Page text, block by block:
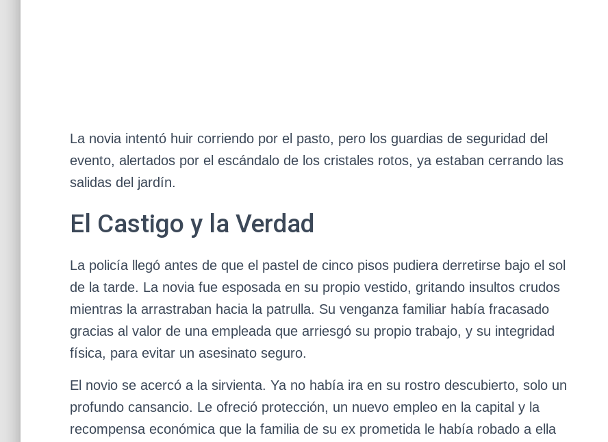
La novia intentó huir corriendo por el pasto, pero los guardias de seguridad del
evento, alertados por el escándalo de los cristales rotos, ya estaban cerrando las
salidas del jardín.
El Castigo y la Verdad
La policía llegó antes de que el pastel de cinco pisos pudiera derretirse bajo el sol
de la tarde. La novia fue esposada en su propio vestido, gritando insultos crudos
mientras la arrastraban hacia la patrulla. Su venganza familiar había fracasado
gracias al valor de una empleada que arriesgó su propio trabajo, y su integridad
física, para evitar un asesinato seguro.
El novio se acercó a la sirvienta. Ya no había ira en su rostro descubierto, solo un
profundo cansancio. Le ofreció protección, un nuevo empleo en la capital y la
recompensa económica que la familia de su ex prometida le había robado a ella